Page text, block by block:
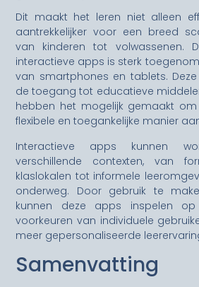
Dit maakt het leren niet alleen
aantrekkelijker voor een breed
van kinderen tot volwassenen.
interactieve apps is sterk
van smartphones en tablets.
de toegang tot educatieve
hebben het mogelijk gemaakt
flexibele en toegankelijke manier
Interactieve apps kunnen
verschillende contexten, van
klaslokalen tot informele
onderweg. Door gebruik te
kunnen deze apps inspelen
voorkeuren van individuele
meer gepersonaliseerde
Samenvatting